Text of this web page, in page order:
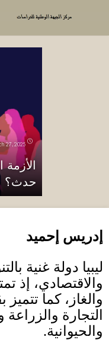
27, 2025
الأزمة
حدث؟
إدريس إحميد
ليبيا دولة غنية
والاقتصادي، إذ
والغاز، كما
التجارة
والحيوانية.